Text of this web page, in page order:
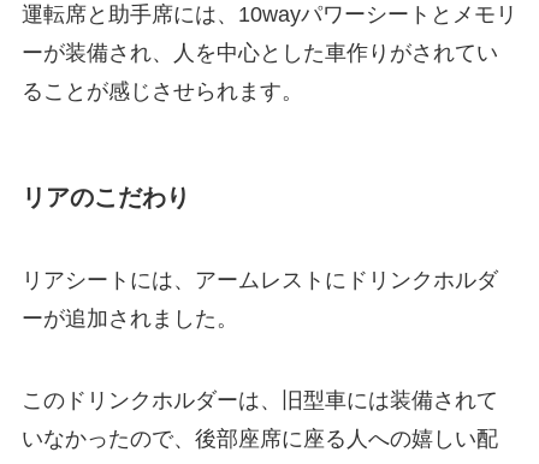
運転席と助手席には、10wayパワーシートとメモリ
ーが装備され、人を中心とした車作りがされてい
ることが感じさせられます。
リアのこだわり
リアシートには、アームレストにドリンクホルダ
ーが追加されました。
このドリンクホルダーは、旧型車には装備されて
いなかったので、後部座席に座る人への嬉しい配